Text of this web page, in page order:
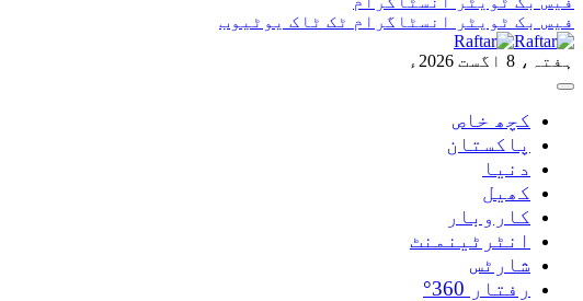
فیس بک ٹویٹر انسٹاگرام ٹک ٹاک یوٹیوب
ہفتہ، 8 اگست 2026ء
کچھ خاص
پاکستان
دنیا
کھیل
کاروبار
انٹرٹینمنٹ
شارٹس
رفتار 360°